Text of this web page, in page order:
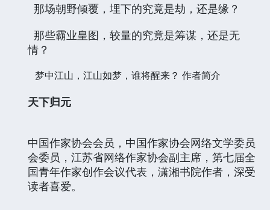
那场朝野倾覆，埋下的究竟是劫，还是缘？
那些霸业皇图，较量的究竟是筹谋，还是无
情？
梦中江山，江山如梦，谁将醒来？ 作者简介
天下归元
中国作家协会会员，中国作家协会网络文学委员
会委员，江苏省网络作家协会副主席，第七届全
国青年作家创作会议代表，潇湘书院作者，深受
读者喜爱。